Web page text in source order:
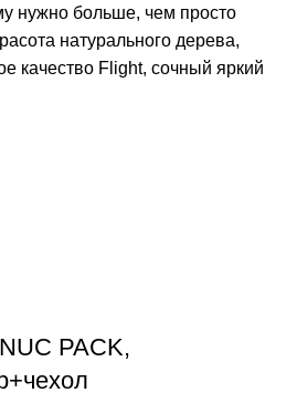
нужно больше, чем просто
натурального дерева,
качество Flight, сочный яркий
PACK,